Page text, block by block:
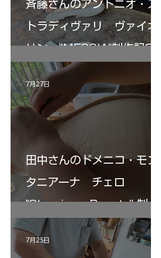
斉藤さんのアントニオ・ス
トラディヴァリ ヴァイオ
リン ”MESSIA"制作記33
田中さんのドメニコ・モン
タニアーナ チェロ
"Sleeping・Beauty” 制作
記 30
7月27日
7月25日